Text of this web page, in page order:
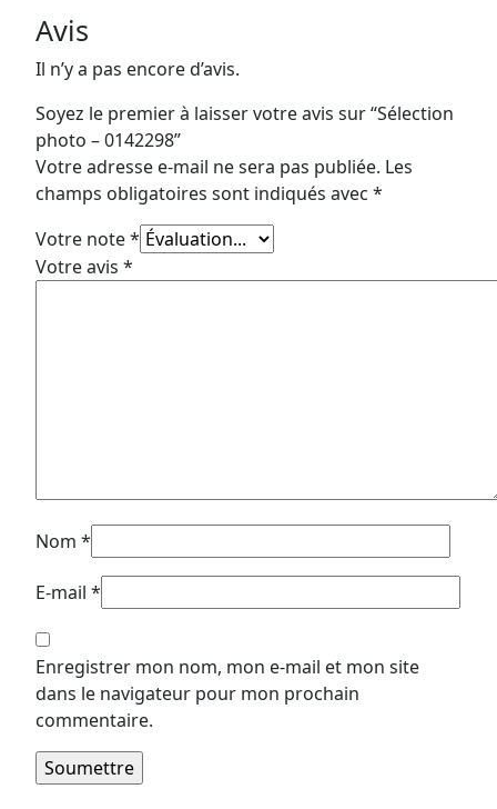
Avis
Il n’y a pas encore d’avis.
Soyez le premier à laisser votre avis sur “Sélection
photo – 0142298”
Votre adresse e-mail ne sera pas publiée. Les
champs obligatoires sont indiqués avec *
Votre note*
Votre avis *
Nom *
E-mail *
Enregistrer mon nom, mon e-mail et mon site
dans le navigateur pour mon prochain
commentaire.